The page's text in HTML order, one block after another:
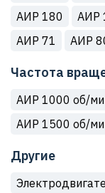
АИР 180
АИР
АИР 71
АИР
Частота
АИР 1000 об/
АИР 1500 об/
Другие